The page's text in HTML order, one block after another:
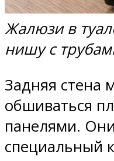
Жалюзи в
нишу с
Задняя стена
обшиваться
панелями.
специальный